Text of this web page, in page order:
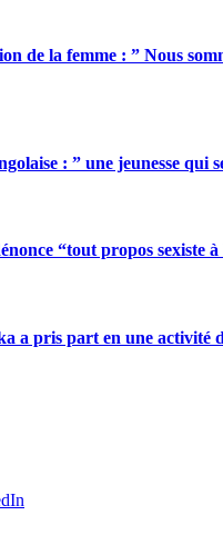
de la femme : ” Nous
: ” une jeunesse qui
“tout propos sexiste
a pris part en une activité